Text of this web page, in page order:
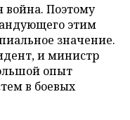
война. Поэтому
этим
значение.
и министр
опыт
в боевых